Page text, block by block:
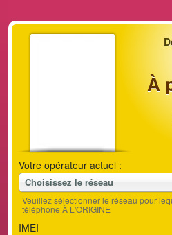
À
Votre opérateur actuel :
Choisissez le réseau
Veuillez sélectionner le réseau pour
téléphone À L'ORIGINE
IMEI